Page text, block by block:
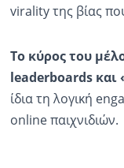
virality της βίας
Το κύρος του
leaderboards και
ίδια τη λογική
online παιχνιδιών.